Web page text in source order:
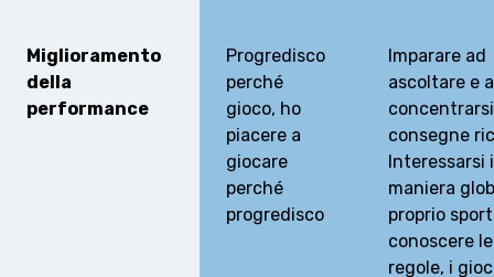
Miglioramento
della
performance
Progredisco
perché
gioco, ho
piacere a
giocare
perché
progredisco
Imparare ad
ascoltare e a
consegne
Interessarsi
maniera
proprio
conoscere le
regole, i